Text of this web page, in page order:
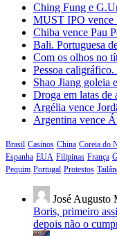
Ching Fung e
MUST IPO vence
Chiba vence Pau
Bali. Portuguesa
Com os olhos no
Pessoa
Shao Jiang goleia
Droga em latas de
Argélia vence
Argentina vence
Brasil Casinos China Coreia do
Espanha EUA Filipinas França
Pequim Portugal Protestos
José Augusto
Boris, primeiro
depois não o